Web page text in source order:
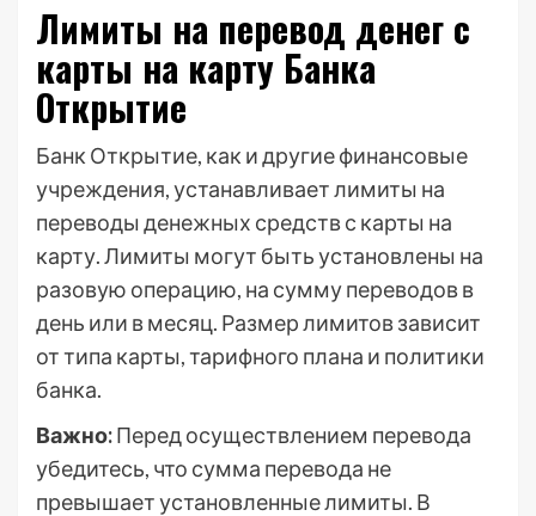
Лимиты на перевод денег с
карты на карту Банка
Открытие
Банк Открытие, как и другие финансовые
учреждения, устанавливает лимиты на
переводы денежных средств с карты на
карту. Лимиты могут быть установлены на
разовую операцию, на сумму переводов в
день или в месяц. Размер лимитов зависит
от типа карты, тарифного плана и политики
банка.
Важно:Перед осуществлением перевода
убедитесь, что сумма перевода не
превышает установленные лимиты. В